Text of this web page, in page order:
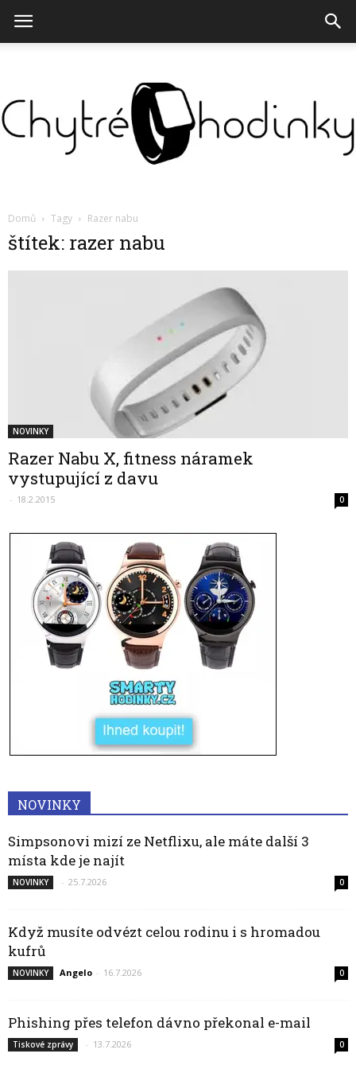
hodinky
Domů Tagy Razer nabu
štítek: razer nabu
NOVINKY
Razer Nabu X, fitness náramek
vystupující z davu
- 18.2.2015 0
NOVINKY
Simpsonovi mizí ze Netflixu, ale máte další 3
místa kde je najít
NOVINKY - 25.7.2026 0
Když musíte odvézt celou rodinu i s hromadou
kufrů
NOVINKY Angelo - 16.7.2026 0
Phishing přes telefon dávno překonal e-mail
Tiskové zprávy - 13.7.2026 0